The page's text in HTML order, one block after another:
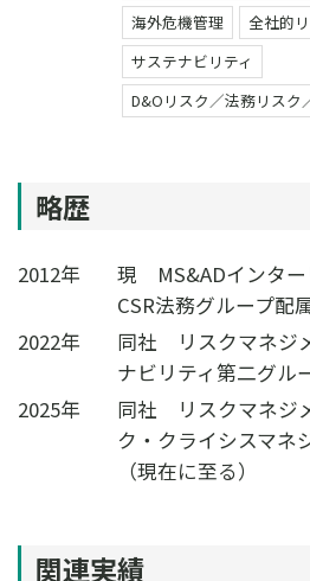
海外危機管理
全社的
サステナビリティ
D&Oリスク／法務リスク
略歴
2012年
現 MS&ADインタ
CSR法務グループ配
2022年
同社 リスクマネジ
ナビリティ第二グル
2025年
同社 リスクマネジ
ク・クライシスマネ
（現在に至る）
関連実績